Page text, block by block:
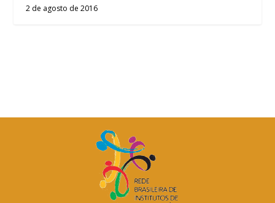
2 de agosto de 2016